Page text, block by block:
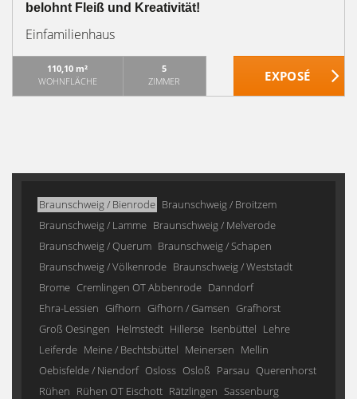
belohnt Fleiß und Kreativität!
Einfamilienhaus
110,10 m²
WOHNFLÄCHE
5
ZIMMER
Braunschweig / Bienrode Braunschweig / Broitzem
Braunschweig / Lamme Braunschweig / Melverode
Braunschweig / Querum Braunschweig / Schapen
Braunschweig / Völkenrode Braunschweig / Weststadt
Brome Cremlingen OT Abbenrode Danndorf
Ehra-Lessien Gifhorn Gifhorn / Gamsen Grafhorst
Groß Oesingen Helmstedt Hillerse Isenbüttel Lehre
Leiferde Meine / Bechtsbüttel Meinersen Mellin
Oebisfelde / Niendorf Osloss Osloß Parsau Querenhorst
Rühen Rühen OT Eischott Rätzlingen Sassenburg